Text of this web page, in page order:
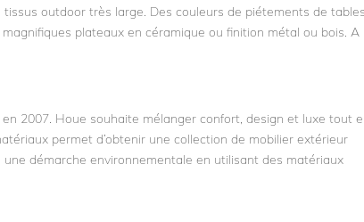
outdoor très large. Des couleurs de piétements de
plateaux en céramique ou finition métal ou bois. A
2007. Houe souhaite mélanger confort, design et luxe tout
permet d’obtenir une collection de mobilier extérieur
démarche environnementale en utilisant des matériaux